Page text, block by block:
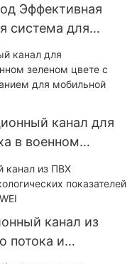
Эффективная
система для
оптимизации
канал для
в военном
палатки
канал из
потока и
для